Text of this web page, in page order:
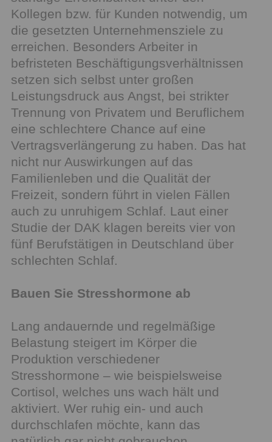
Kollegen bzw. für Kunden notwendig, um
die gesetzten Unternehmensziele zu
erreichen. Besonders Arbeiter in
befristeten Beschäftigungsverhältnissen
setzen sich selbst unter großen
Leistungsdruck aus Angst, bei strikter
Trennung von Privatem und Beruflichem
eine schlechtere Chance auf eine
Vertragsverlängerung zu haben. Das hat
nicht nur Auswirkungen auf das
Familienleben und die Qualität der
Freizeit, sondern führt in vielen Fällen
auch zu unruhigem Schlaf. Laut einer
Studie der DAK klagen bereits vier von
fünf Berufstätigen in Deutschland über
schlechten Schlaf.
Bauen Sie Stresshormone ab
Lang andauernde und regelmäßige
Belastung steigert im Körper die
Produktion verschiedener
Stresshormone – wie beispielsweise
Cortisol, welches uns wach hält und
aktiviert. Wer ruhig ein- und auch
durchschlafen möchte, kann das